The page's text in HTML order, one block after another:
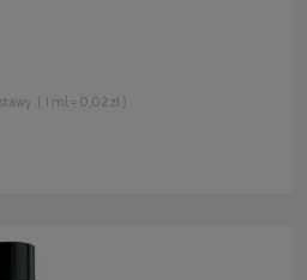
( 1 ml = 0,02 zł )